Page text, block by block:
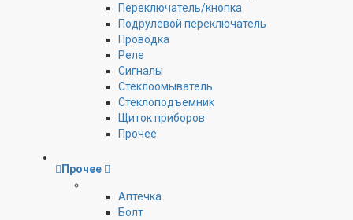
Переключатель/кнопка
Подрулевой переключатель
Проводка
Реле
Сигналы
Стеклоомыватель
Стеклоподъемник
Щиток приборов
Прочее
Прочее
Аптечка
Болт